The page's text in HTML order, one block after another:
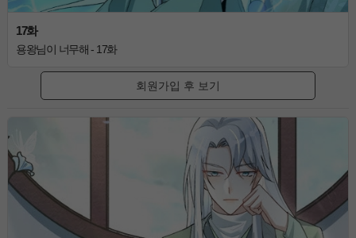
17화
용왕님이 너무해 - 17화
회원가입 후 보기